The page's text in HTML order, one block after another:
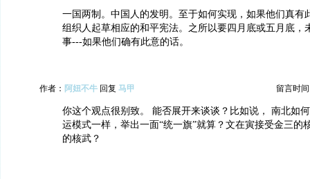
一国两制。中国人的发明。至于如何实现，如果他们真有
组织人起草相应的和平宪法。之所以要四月底或五月底，
事---如果他们确有此意的话。
作者： 阿妞不牛 回复 马甲 留言时间
你这个观点很别致。 能否展开来谈谈？比如说， 南北如
运模式一样，举出一面“统一旗”就算？文在寅接受金三的
的核武？